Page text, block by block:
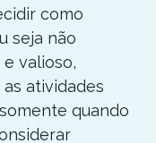
como
seja não
valioso,
atividades
quando